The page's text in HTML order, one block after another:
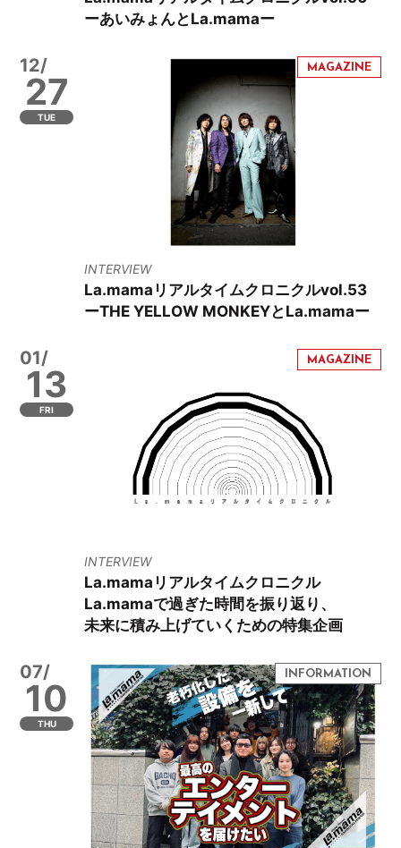
ーあいみょんとLa.mamaー
12/
27
TUE
INTERVIEW
La.mamaリアルタイムクロニクルvol.53
ーTHE YELLOW MONKEYとLa.mamaー
01/
13
FRI
INTERVIEW
La.mamaリアルタイムクロニクル
La.mamaで過ぎた時間を振り返り、
未来に積み上げていくための特集企画
07/
10
THU